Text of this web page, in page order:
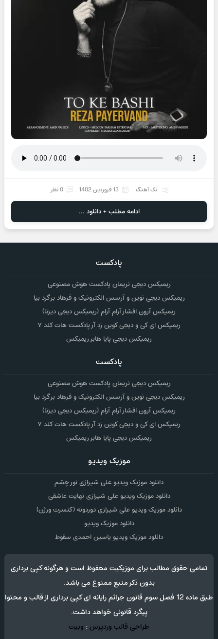
تک آهنگ 13 فروردین 1402 0 نظر
ادامه مطلب + دانلود ...
پادکست
ریمیکس دیجی نریمان پادکست هوش مصنوعی
ریمیکس دیجی نوین و آرسس الکترونیک و فرهاد برگرد بیا
ریمیکس آرون افشار آرام آرام (ریمیکس دیجی دیزنا)
ریمیکس ای کی و دیجی کوین زد آر پادکست هات کلد ۷
ریمیکس دیجی پایا هابر ریمیکس
پادکست
ریمیکس دیجی نریمان پادکست هوش مصنوعی
ریمیکس دیجی نوین و آرسس الکترونیک و فرهاد برگرد بیا
ریمیکس آرون افشار آرام آرام (ریمیکس دیجی دیزنا)
ریمیکس ای کی و دیجی کوین زد آر پادکست هات کلد ۷
ریمیکس دیجی پایا هابر ریمیکس
موزیک ویدیو
دانلود موزیک ویدیو علی شیرازی نور چشم
دانلود موزیک ویدیو علی شیرازی نهایت عاشقی
دانلود موزیک ویدیو علی شیرازی دوردونه (کنسرت ورژن)
دانلود موزیک ویدیو
دانلود موزیک ویدیو یاسین احمدی سقوط
تمامی حقوق مطالب برای موزیکیت محفوظ است و هرگونه کپی برداری
بدون ذکر منبع ممنوع می باشد.
طبق ماده 12 فصل سوم قانون جرائم رایانه ای کپی برداری از قالب و محتوا
پیگرد قانونی خواهد داشت.
طراحی قالب وردپرس: وبیت